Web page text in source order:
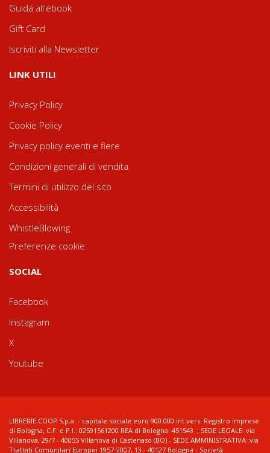
Guida all'ebook
Gift Card
Iscriviti alla Newsletter
LINK UTILI
Privacy Policy
Cookie Policy
Privacy policy eventi e fiere
Condizioni generali di vendita
Termini di utilizzo del sito
Accessibilità
WhistleBlowing
Preferenze cookie
SOCIAL
Facebook
Instagram
X
Youtube
LIBRERIE.COOP S.p.a. - capitale sociale euro 900.000 int.vers. Registro imprese
di Bologna, C.F. e P.I.: 02591561200 REA di Bologna: 451543 ; SEDE LEGALE: via
Villanova, 29/7 - 40055 Villanova di Castenaso (BO) - SEDE AMMINISTRATIVA: via
Trattati Comunitari Europei 1957-2007, 13 - 40127 Bologna - Società